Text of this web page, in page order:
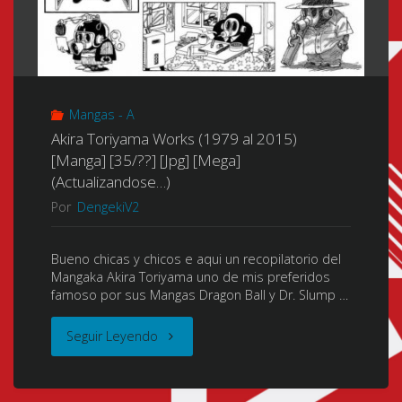
Mangas - A
Akira Toriyama Works (1979 al 2015)
[Manga] [35/??] [Jpg] [Mega]
(Actualizandose…)
Por DengekiV2
Bueno chicas y chicos e aqui un recopilatorio del
Mangaka Akira Toriyama uno de mis preferidos
famoso por sus Mangas Dragon Ball y Dr. Slump …
Seguir Leyendo "Akira